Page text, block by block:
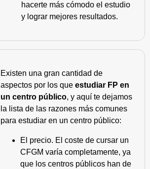
hacerte más cómodo el estudio
y lograr mejores resultados.
Existen una gran cantidad de
aspectos por los que estudiar FP en
un centro público, y aquí te dejamos
la lista de las razones más comunes
para estudiar en un centro público:
El precio. El coste de cursar un
CFGM varía completamente, ya
que los centros públicos han de